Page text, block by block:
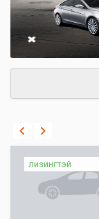
лизингтэй